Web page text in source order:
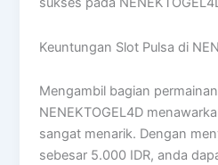
Keuntungan Slot Pulsa di
Mengambil bagian
NENEKTOGEL4D
sangat menarik. Dengan
sebesar 5.000 IDR, anda